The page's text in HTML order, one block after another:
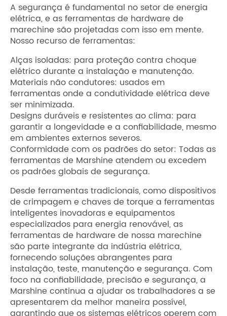
A segurança é fundamental no setor de energia
elétrica, e as ferramentas de hardware de
marechine são projetadas com isso em mente.
Nosso recurso de ferramentas:
Alças isoladas: para proteção contra choque
elétrico durante a instalação e manutenção.
Materiais não condutores: usados ​​em
ferramentas onde a condutividade elétrica deve
ser minimizada.
Designs duráveis ​​e resistentes ao clima: para
garantir a longevidade e a confiabilidade, mesmo
em ambientes externos severos.
Conformidade com os padrões do setor: Todas as
ferramentas de Marshine atendem ou excedem
os padrões globais de segurança.
Desde ferramentas tradicionais, como dispositivos
de crimpagem e chaves de torque a ferramentas
inteligentes inovadoras e equipamentos
especializados para energia renovável, as
ferramentas de hardware de nossa marechine
são parte integrante da indústria elétrica,
fornecendo soluções abrangentes para
instalação, teste, manutenção e segurança. Com
foco na confiabilidade, precisão e segurança, a
Marshine continua a ajudar os trabalhadores a se
apresentarem da melhor maneira possível,
garantindo que os sistemas elétricos operem com